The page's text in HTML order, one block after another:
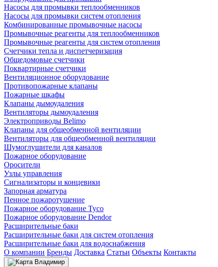
Насосы для промывки теплообменников
Насосы для промывки систем отопления
Комбинированные промывочные насосы
Промывочные реагенты для теплообменников
Промывочные реагенты для систем отопления
Счетчики тепла и диспетчеризация
Общедомовые счетчики
Поквартирные счетчики
Вентиляционное оборудование
Противопожарные клапаны
Пожарные шкафы
Клапаны дымоудаления
Вентиляторы дымоудаления
Электроприводы Belimo
Клапаны для общеобменной вентиляции
Вентиляторы для общеобменной вентиляции
Шумоглушители для каналов
Пожарное оборудование
Оросители
Узлы управления
Сигнализаторы и концевики
Запорная арматура
Пенное пожаротушение
Пожарное оборудование Tyco
Пожарное оборудование Dendor
Расширительные баки
Расширительные баки для систем отопления
Расширительные баки для водоснабжения
О компании Бренды Доставка Статьи Объекты Контакты
Владимир